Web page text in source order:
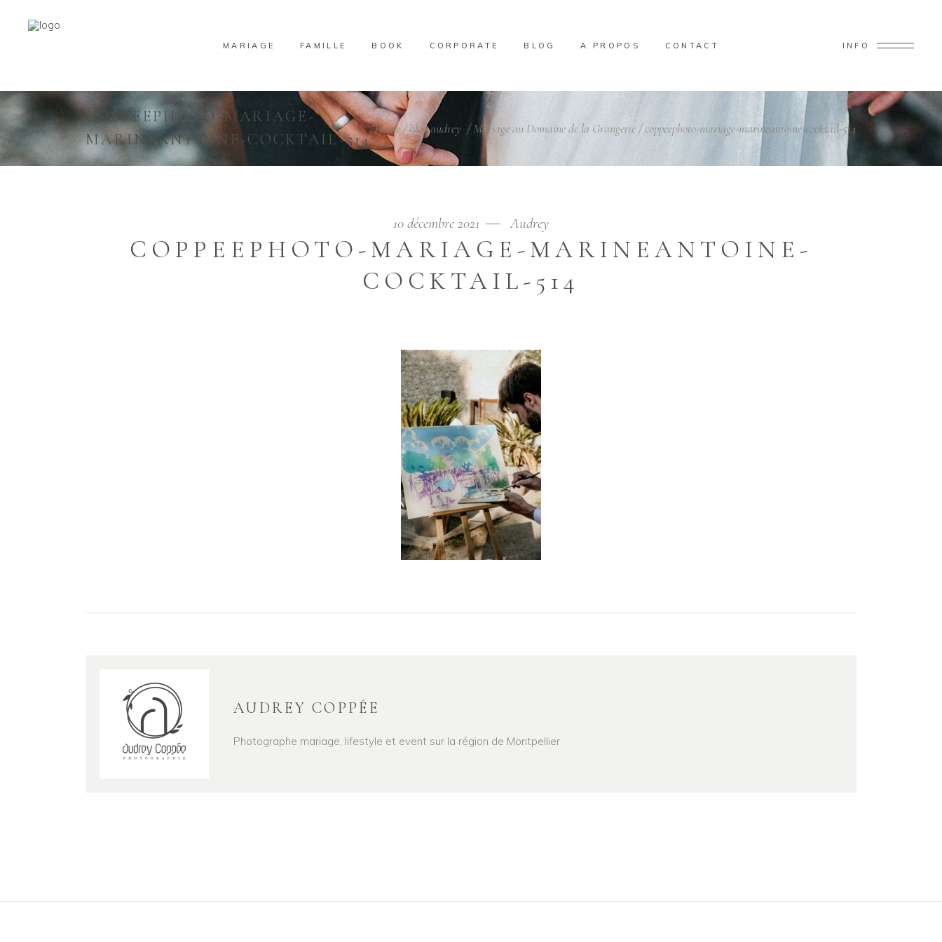
MARIAGE FAMILLE BOOK CORPORATE BLOG A PROPOS CONTACT INFO
COPPEEPHOTO-MARIAGE-
MARINEANTOINE-COCKTAIL-514
Home/blog audrey /Mariage au Domaine de la Grangette/coppeephoto-mariage-marineantoine-cocktail-514
10 décembre 2021 Audrey
COPPEEPHOTO-MARIAGE-MARINEANTOINE-
COCKTAIL-514
AUDREY COPPÉE
Photographe mariage, lifestyle et event sur la région de Montpellier